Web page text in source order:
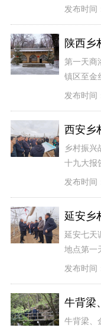
活富裕的
主的新农
花卉产业
发布时间
陕西乡
第一天商
镇区至金
中部节点
格局的腹
家乐建筑
发布时间
西安乡
乡村振兴
十九大报
农村农民
管农村工
体地位，
发布时间
延安乡
延安七天
地点第一
场或者延
会议室
发布时间
牛背梁
牛背梁、